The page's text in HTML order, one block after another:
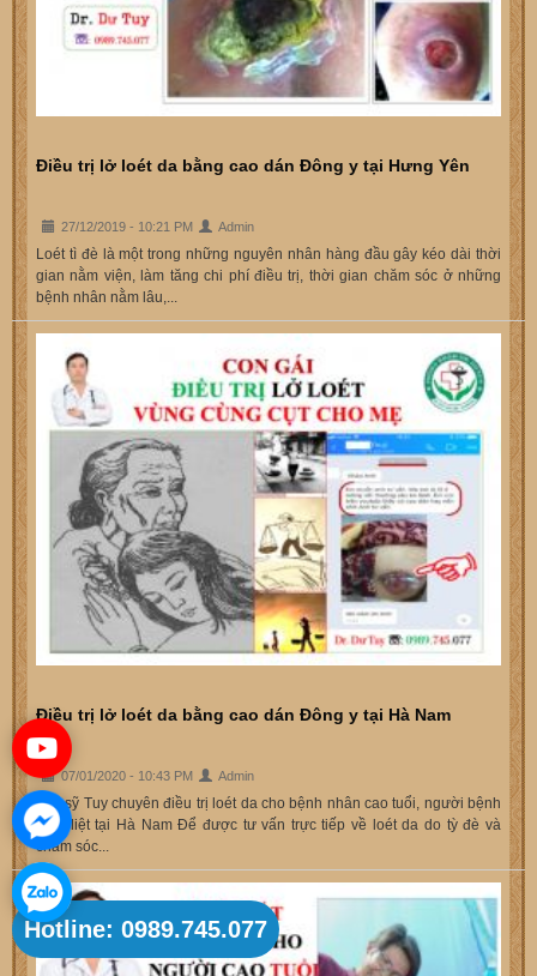
Điều trị lở loét da bằng cao dán Đông y tại Hưng Yên
27/12/2019 - 10:21 PM Admin
Loét tì đè là một trong những nguyên nhân hàng đầu gây kéo dài thời
gian nằm viện, làm tăng chi phí điều trị, thời gian chăm sóc ở những
bệnh nhân nằm lâu,...
Điều trị lở loét da bằng cao dán Đông y tại Hà Nam
07/01/2020 - 10:43 PM Admin
Bác sỹ Tuy chuyên điều trị loét da cho bệnh nhân cao tuổi, người bệnh
nằm liệt tại Hà Nam Để được tư vấn trực tiếp về loét da do tỳ đè và
chăm sóc...
Hotline: 0989.745.077